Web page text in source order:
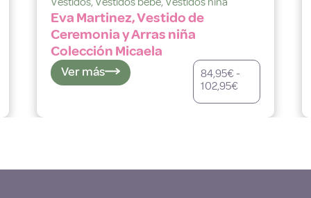
Eva Martinez, Vestido de
Ceremonia y Arras niña
Colección Micaela
Ver más 84,95€-
102,95€